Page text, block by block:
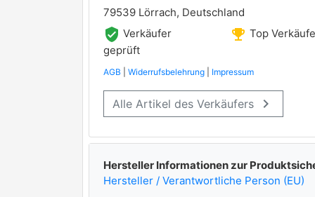
79539 Lörrach, Deutschland
verified_user Verkäufer
geprüft
emoji_events Top
AGB Widerrufsbelehrung Impressum
Alle Artikel des Verkäufers keyboard_arrow_right
Hersteller Informationen zur
Hersteller / Verantwortliche Person (EU)